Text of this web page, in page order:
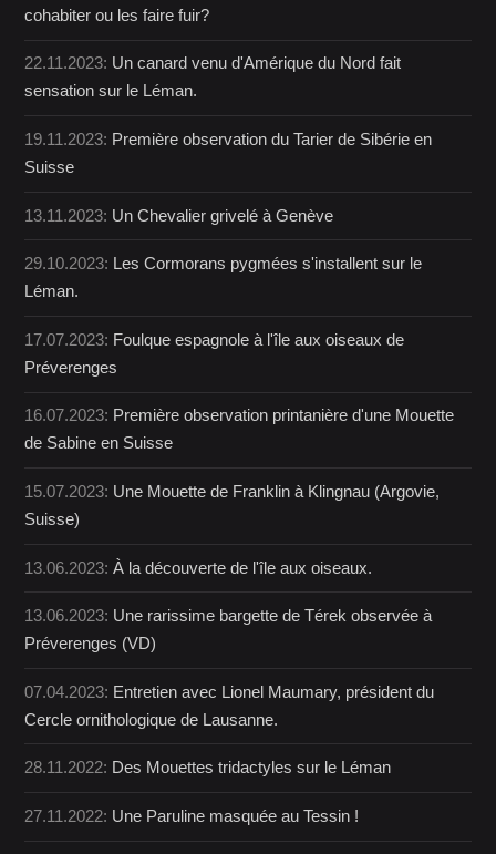
cohabiter ou les faire fuir?
22.11.2023: Un canard venu d'Amérique du Nord fait
sensation sur le Léman.
19.11.2023: Première observation du Tarier de Sibérie en
Suisse
13.11.2023: Un Chevalier grivelé à Genève
29.10.2023: Les Cormorans pygmées s'installent sur le
Léman.
17.07.2023: Foulque espagnole à l'île aux oiseaux de
Préverenges
16.07.2023: Première observation printanière d'une Mouette
de Sabine en Suisse
15.07.2023: Une Mouette de Franklin à Klingnau (Argovie,
Suisse)
13.06.2023:À la découverte de l'île aux oiseaux.
13.06.2023: Une rarissime bargette de Térek observée à
Préverenges (VD)
07.04.2023: Entretien avec Lionel Maumary, président du
Cercle ornithologique de Lausanne.
28.11.2022: Des Mouettes tridactyles sur le Léman
27.11.2022: Une Paruline masquée au Tessin !